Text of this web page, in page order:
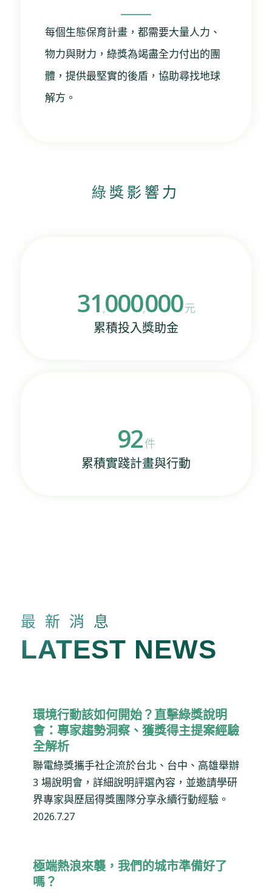
每個生態保育計畫，都需要大量人力、
物力與財力，綠獎為竭盡全力付出的團
體，提供最堅實的後盾，協助尋找地球
解方。
綠獎影響力
31 ,000,000元
累積投入獎助金
92件
累積實踐計畫與行動
最新消息
LATEST NEWS
環境行動該如何開始？直擊綠獎說明
會：專家趨勢洞察、獲獎得主提案經驗
全解析
聯電綠獎攜手社企流於台北、台中、高雄舉辦
3 場說明會，詳細說明評選內容，並邀請學研
界專家與歷屆得獎團隊分享永續行動經驗。
2026.7.27
極端熱浪來襲，我們的城市準備好了
嗎？